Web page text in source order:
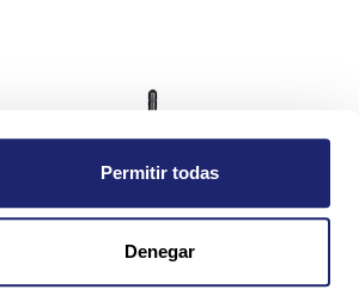
Permitir todas
Denegar